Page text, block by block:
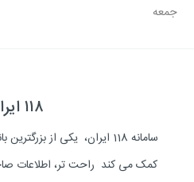
جمعه
۱۱۸ ایران
سامانه 118 ایران، یکی از
کمک می کند راحت تر، اطلاعات